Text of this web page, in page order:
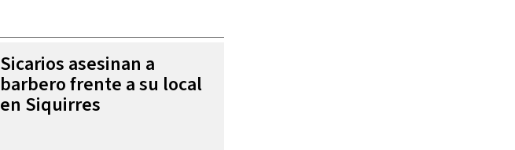
Sicarios asesinan a
barbero frente a su local
en Siquirres